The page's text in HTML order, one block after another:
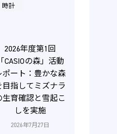
時計
2026年7月27日
2026年度第1回
「CASIOの森」活動
ポート：豊かな森
目指してミズナラ
生育確認と雪起こ
しを実施